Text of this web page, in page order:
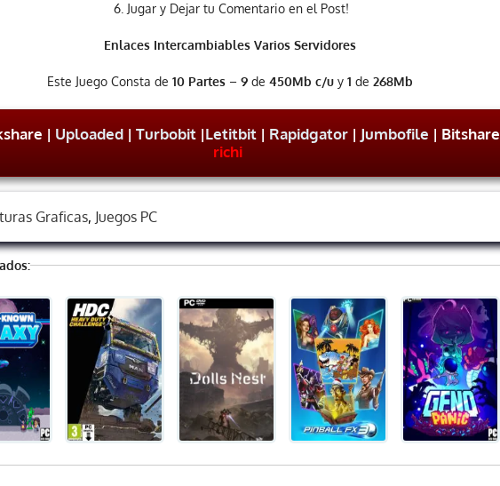
6. Jugar y Dejar tu Comentario en el Post!
Enlaces Intercambiables Varios Servidores
Este Juego Consta de 10 Partes– 9de 450Mb c/uy 1 de 268Mb
| Uploaded| Turbobit|Letitbit| Rapidgator| Jumbofile | Bitshare
richi
Graficas, Juegos PC